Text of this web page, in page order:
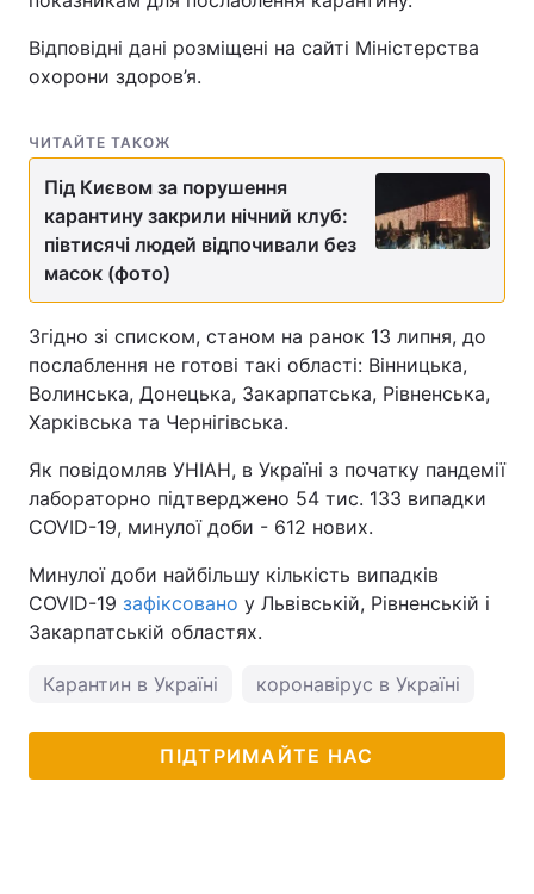
Відповідні дані розміщені на сайті Міністерства
охорони здоров’я.
ЧИТАЙТЕ ТАКОЖ
Під Києвом за порушення
карантину закрили нічний клуб:
півтисячі людей відпочивали без
масок (фото)
Згідно зі списком, станом на ранок 13 липня, до
послаблення не готові такі області: Вінницька,
Волинська, Донецька, Закарпатська, Рівненська,
Харківська та Чернігівська.
Як повідомляв УНІАН, в Україні з початку пандемії
лабораторно підтверджено 54 тис. 133 випадки
COVID-19, минулої доби - 612 нових.
Минулої доби найбільшу кількість випадків
COVID-19 зафіксовано у Львівській, Рівненській і
Закарпатській областях.
Карантин в Україні коронавірус в Україні
ПІДТРИМАЙТЕ НАС